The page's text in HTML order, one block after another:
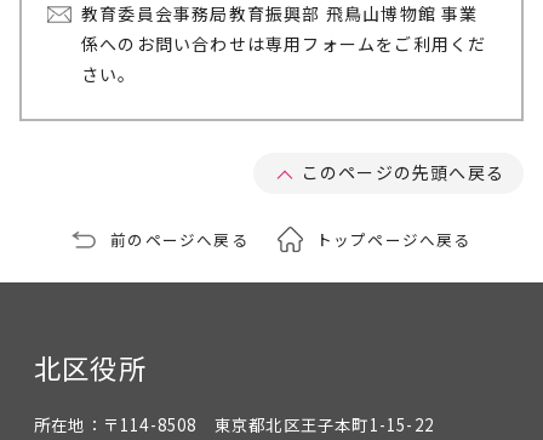
教育委員会事務局教育振興部 飛鳥山博物館 事業
係へのお問い合わせは専用フォームをご利用くだ
さい。
このページの先頭へ戻る
前のページへ戻る トップページへ戻る
北区役所
所在地： 〒114-8508 東京都北区王子本町1-15-22